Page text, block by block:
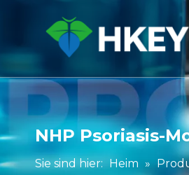
NHP Psoriasis-
Sie sind hier: Heim »